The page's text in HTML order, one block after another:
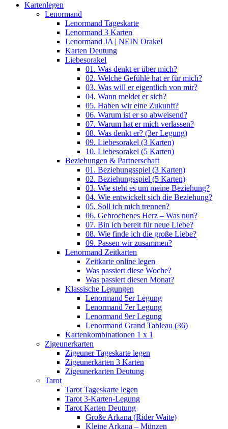
Kartenlegen
Lenormand
Lenormand Tageskarte
Lenormand 3 Karten
Lenormand JA | NEIN Orakel
Karten Deutung
Liebesorakel
01. Was denkt er über mich?
02. Welche Gefühle hat er für mich?
03. Was will er eigentlich von mir?
04. Wann meldet er sich?
05. Haben wir eine Zukunft?
06. Warum ist er so abweisend?
07. Warum hat er mich verlassen?
08. Was denkt er? (3er Legung)
09. Liebesorakel (3 Karten)
10. Liebesorakel (5 Karten)
Beziehungen & Partnerschaft
01. Beziehungsspiel (3 Karten)
02. Beziehungsspiel (5 Karten)
03. Wie steht es um meine Beziehung?
04. Wie entwickelt sich die Beziehung?
05. Soll ich mich trennen?
06. Gebrochenes Herz – Was nun?
07. Bin ich bereit für neue Liebe?
08. Wie finde ich die große Liebe?
09. Passen wir zusammen?
Lenormand Zeitkarten
Zeitkarte online legen
Was passiert diese Woche?
Was passiert diesen Monat?
Klassische Legungen
Lenormand 5er Legung
Lenormand 7er Legung
Lenormand 9er Legung
Lenormand Grand Tableau (36)
Kartenkombinationen 1 x 1
Zigeunerkarten
Zigeuner Tageskarte legen
Zigeunerkarten 3 Karten
Zigeunerkarten Deutung
Tarot
Tarot Tageskarte legen
Tarot 3-Karten-Legung
Tarot Karten Deutung
Große Arkana (Rider Waite)
Kleine Arkana – Münzen